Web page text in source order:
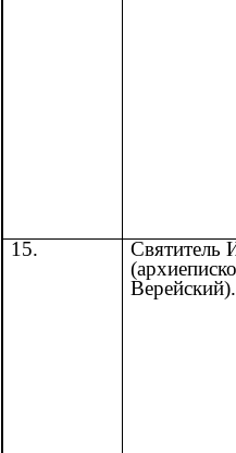
15.
Святитель